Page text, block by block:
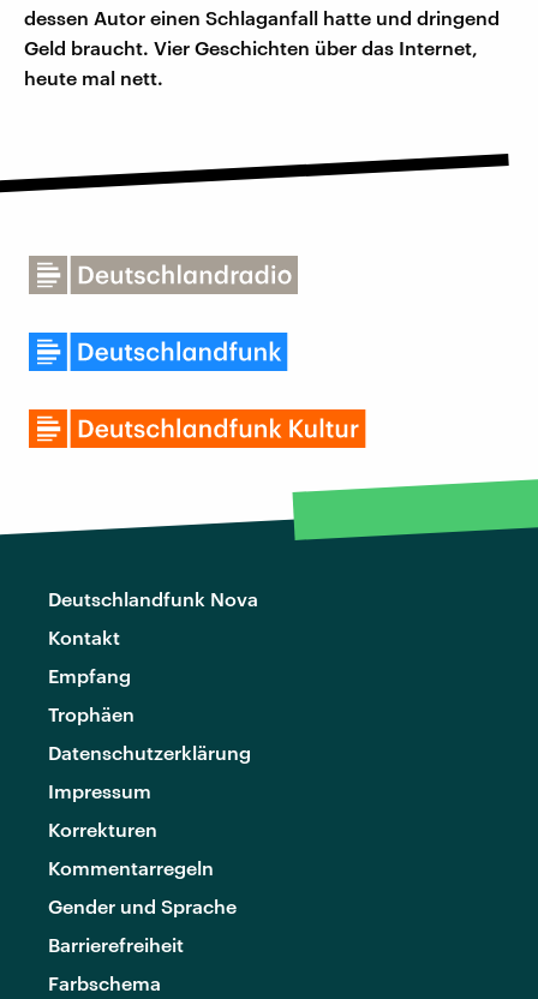
dessen Autor einen Schlaganfall hatte und dringend
Geld braucht. Vier Geschichten über das Internet,
heute mal nett.
Deutschlandfunk Nova
Kontakt
Empfang
Trophäen
Datenschutzerklärung
Impressum
Korrekturen
Kommentarregeln
Gender und Sprache
Barrierefreiheit
Farbschema